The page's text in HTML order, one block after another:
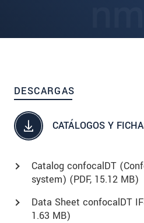
DESCARGAS
CATÁLOGOS Y
Catalog confocalDT
system) (PDF, 15.12 MB)
Data Sheet confocalDT
1.63 MB)